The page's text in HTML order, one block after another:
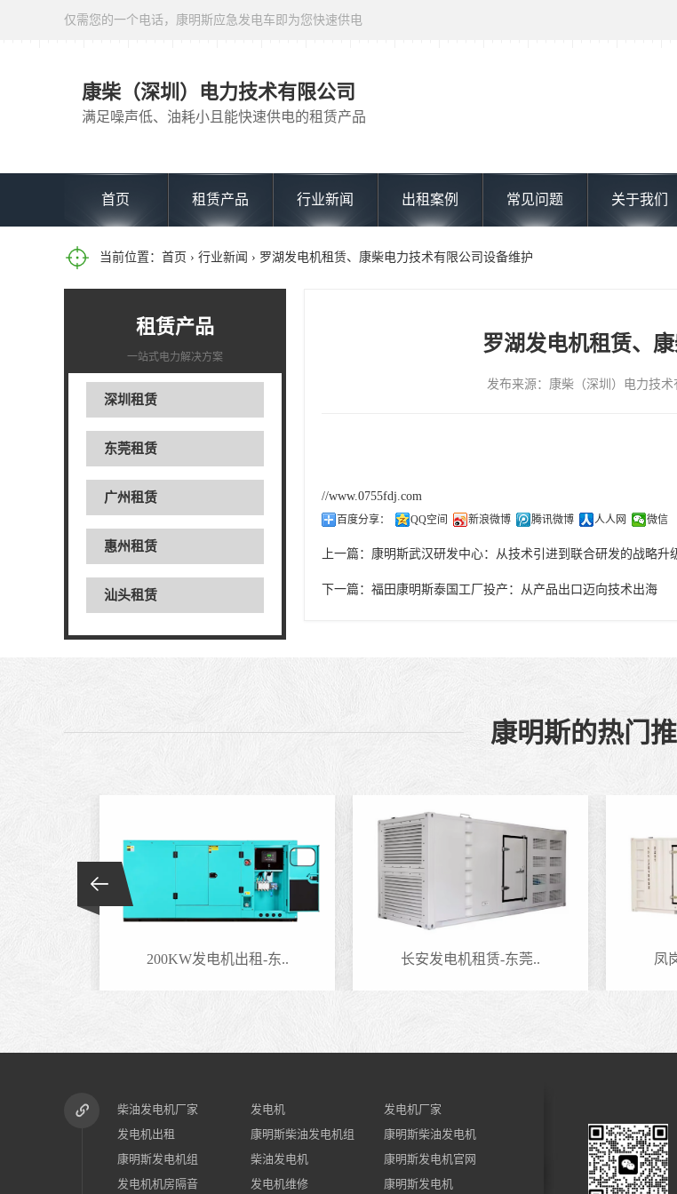
仅需您的一个电话，康明斯应急发电车即为您快速供电
康柴（深圳）电力技术有限公司
满足噪声低、油耗小且能快速供电的租赁产品
首页 租赁产品 行业新闻 出租案例 常见问题 关于我们
当前位置： 首页 › 行业新闻 › 罗湖发电机租赁、康柴电力技术有限公司设备维护
租赁产品
一站式电力解决方案
深圳租赁
东莞租赁
广州租赁
惠州租赁
汕头租赁
罗湖发电机租赁、
发布来源：康柴（深圳）电力
//www.0755fdj.com
百度分享： QQ空间 新浪微博 腾讯微博 人人网 微信
上一篇： 康明斯武汉研发中心：从技术引进到联合研发的战略升
下一篇： 福田康明斯泰国工厂投产：从产品出口迈向技术出海
康明斯的热门
200KW发电机出租-东.. 长安发电机租赁-东莞.. 凤
柴油发电机厂家 发电机
发电机厂家
发电机出租
康明斯柴油发电机组
康明斯柴油发电机
康明斯发电机组
柴油发电机
康明斯发电机官网
发电机机房隔音
发电机维修 康明斯发电机